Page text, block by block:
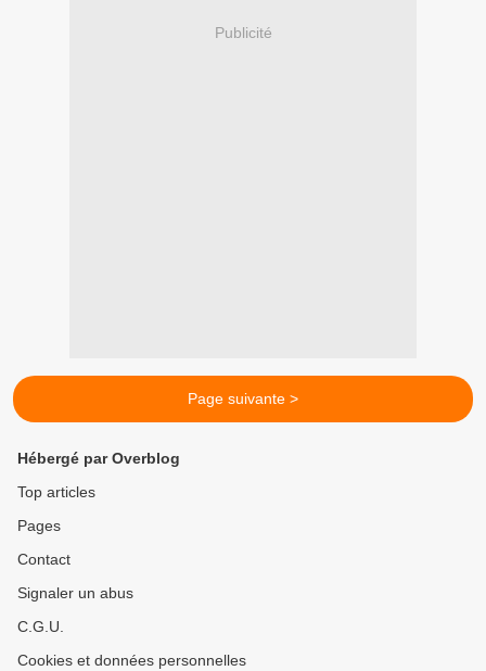
Publicité
Page suivante >
Hébergé par Overblog
Top articles
Pages
Contact
Signaler un abus
C.G.U.
Cookies et données personnelles